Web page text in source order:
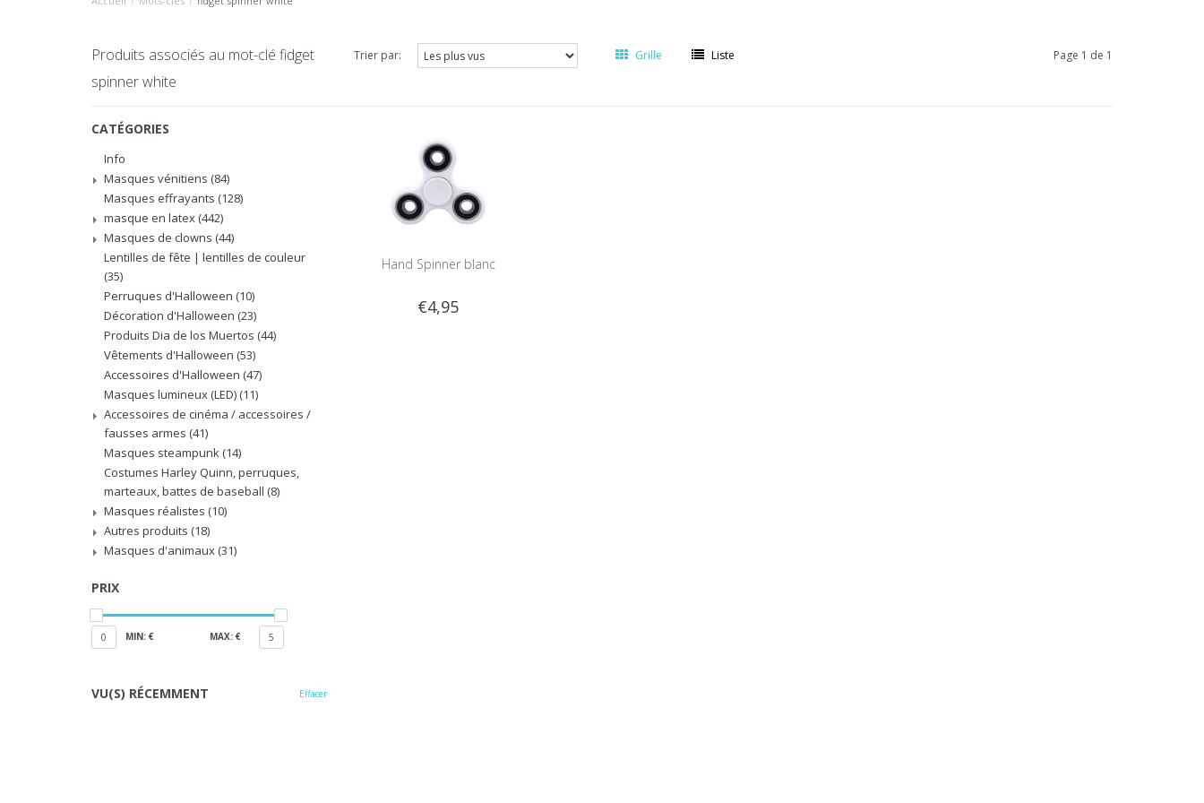
Produits associés au mot-clé fidget
spinner white
Trier par: Grille Liste Page 1 de 1
CATÉGORIES
Info
Masques vénitiens (84)
Masques effrayants (128)
masque en latex (442)
Masques de clowns (44)
Lentilles de fête | lentilles de couleur
(35)
Perruques d'Halloween (10)
Décoration d'Halloween (23)
Produits Dia de los Muertos (44)
Vêtements d'Halloween (53)
Accessoires d'Halloween (47)
Masques lumineux (LED) (11)
Accessoires de cinéma / accessoires /
fausses armes (41)
Masques steampunk (14)
Costumes Harley Quinn, perruques,
marteaux, battes de baseball (8)
Masques réalistes (10)
Autres produits (18)
Masques d'animaux (31)
PRIX
0 MIN: € MAX: € 5
VU(S) RÉCEMMENT Effacer
Hand Spinner blanc
€4,95